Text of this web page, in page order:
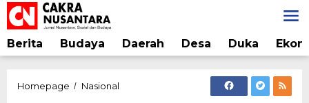
Lewati
ke
konten
Berita Budaya Daerah Desa Duka
Homepage / Nasional